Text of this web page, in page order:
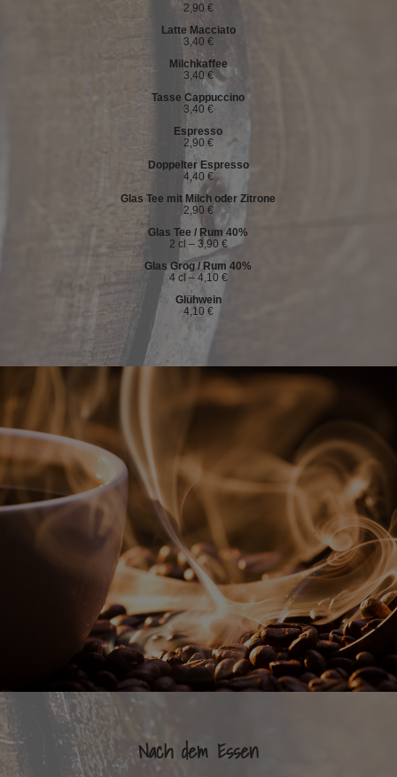
2,90 €
Latte Macciato
3,40 €
Milchkaffee
3,40 €
Tasse Cappuccino
3,40 €
Espresso
2,90 €
Doppelter Espresso
4,40 €
Glas Tee mit Milch oder Zitrone
2,90 €
Glas Tee / Rum 40%
2 cl – 3,90 €
Glas Grog / Rum 40%
4 cl – 4,10 €
Glühwein
4,10 €
.
.
.
.
.
.
.
Nach dem Essen